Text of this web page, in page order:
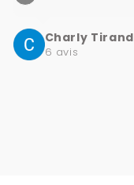
Charly Tirand
6 avis